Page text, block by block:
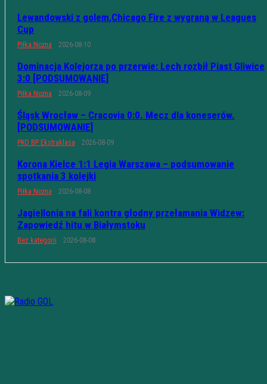
Lewandowski z golem,Chicago Fire z wygraną w Leagues
Cup
Piłka Nożna 2026-08-10
Dominacja Kolejorza po przerwie: Lech rozbił Piast Gliwice
3:0 [PODSUMOWANIE]
Piłka Nożna 2026-08-09
Śląsk Wrocław – Cracovia 0:0. Mecz dla koneserów.
[PODSUMOWANIE]
PKO BP Ekstraklasa 2026-08-09
Korona Kielce 1:1 Legia Warszawa – podsumowanie
spotkania 3 kolejki
Piłka Nożna 2026-08-08
Jagiellonia na fali kontra głodny przełamania Widzew:
Zapowiedź hitu w Białymstoku
Bez kategorii 2026-08-08